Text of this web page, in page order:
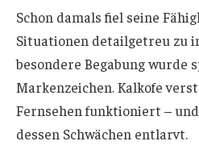
Schon damals fiel seine
Situationen detailgetreu zu
besondere Begabung wurde
Markenzeichen. Kalkofe
Fernsehen funktioniert –
dessen Schwächen entlarvt.